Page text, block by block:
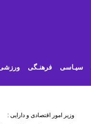
سیـاسی فرهنـگی
وزیر امور اقتصادی و دارایی :